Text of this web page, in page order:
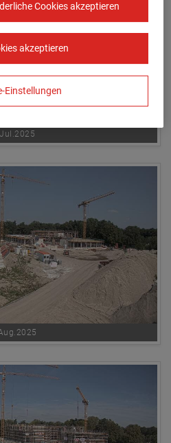
Jul.2025
Cookies akzeptieren
akzeptieren
Einstellungen